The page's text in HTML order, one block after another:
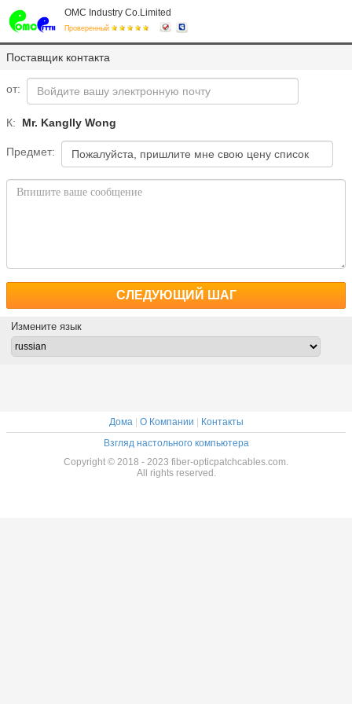
OMC Industry Co.Limited
Проверенный
Поставщик контакта
от:
К: Mr. Kanglly Wong
Предмет:
СЛЕДУЮЩИЙ ШАГ
Измените язык
Дома| О Компании
Контакты
Взгляд настольного компьютера
Copyright © 2018 - 2023 fiber-opticpatchcables.com.
All rights reserved.